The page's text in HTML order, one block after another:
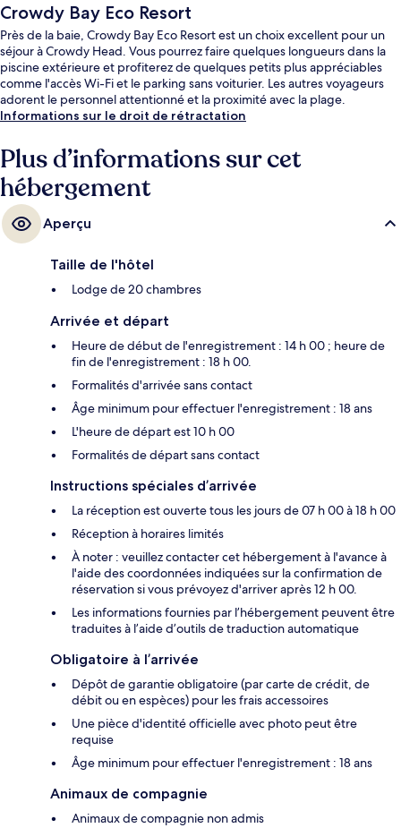
Crowdy Bay Eco Resort
Près de la baie, Crowdy Bay Eco Resort est un choix excellent pour un
séjour à Crowdy Head. Vous pourrez faire quelques longueurs dans la
piscine extérieure et profiterez de quelques petits plus appréciables
comme l'accès Wi-Fi et le parking sans voiturier. Les autres voyageurs
adorent le personnel attentionné et la proximité avec la plage.
Informations sur le droit de rétractation
Plus d’informations sur cet
hébergement
Aperçu
Taille de l'hôtel
Lodge de 20 chambres
Arrivée et départ
Heure de début de l'enregistrement : 14 h 00 ; heure de
fin de l'enregistrement : 18 h 00.
Formalités d'arrivée sans contact
Âge minimum pour effectuer l'enregistrement : 18 ans
L'heure de départ est 10 h 00
Formalités de départ sans contact
Instructions spéciales d’arrivée
La réception est ouverte tous les jours de 07 h 00 à 18 h 00
Réception à horaires limités
À noter : veuillez contacter cet hébergement à l'avance à
l'aide des coordonnées indiquées sur la confirmation de
réservation si vous prévoyez d'arriver après 12 h 00.
Les informations fournies par l’hébergement peuvent être
traduites à l’aide d’outils de traduction automatique
Obligatoire à l’arrivée
Dépôt de garantie obligatoire (par carte de crédit, de
débit ou en espèces) pour les frais accessoires
Une pièce d'identité officielle avec photo peut être
requise
Âge minimum pour effectuer l'enregistrement : 18 ans
Animaux de compagnie
Animaux de compagnie non admis